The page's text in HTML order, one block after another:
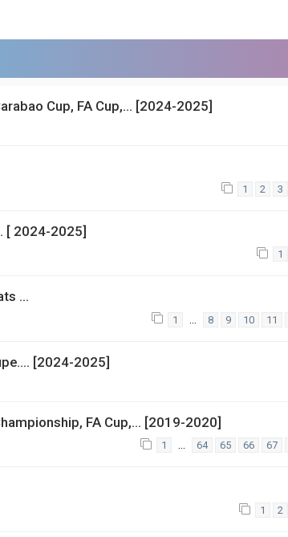
Cup, FA Cup,... [2024-2025]
1 2 3
[ 2024-2025]
1
...
1 8 9 10 11
[2024-2025]
FA Cup,... [2019-2020]
1 64 65 66 67
1 2